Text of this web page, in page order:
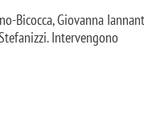
Bicocca, Giovanna
Intervengono